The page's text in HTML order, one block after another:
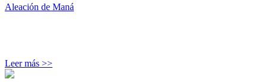
Aleación de Maná
Leer más >>